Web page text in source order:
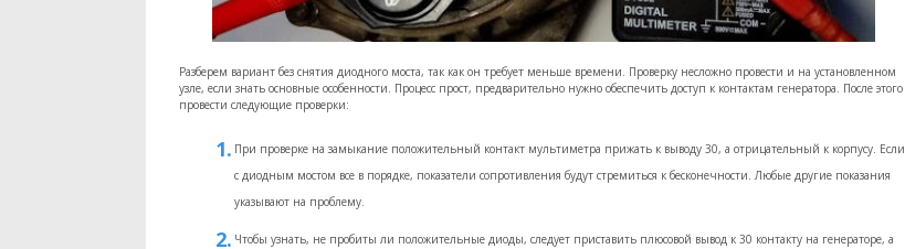
Разберем вариант без снятия диодного моста, так как он требует меньше времени. Проверку несложно провести и на установленном
узле, если знать основные особенности. Процесс прост, предварительно нужно обеспечить доступ к контактам генератора. После этого
провести следующие проверки:
При проверке на замыкание положительный контакт мультиметра прижать к выводу 30, а отрицательный к корпусу. Если
с диодным мостом все в порядке, показатели сопротивления будут стремиться к бесконечности. Любые другие показания
указывают на проблему.
Чтобы узнать, не пробиты ли положительные диоды, следует приставить плюсовой вывод к 30 контакту на генераторе, а